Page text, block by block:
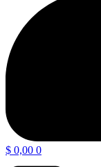
$ 0,00 0